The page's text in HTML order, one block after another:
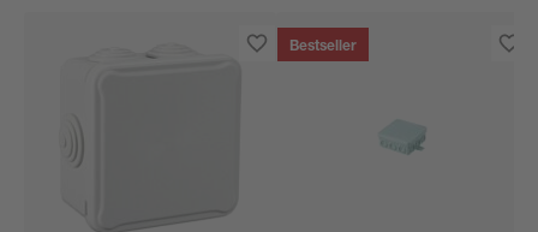
Bestseller